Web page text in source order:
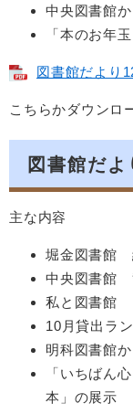
中央図書館
「本のお年
図書館だより
こちらかダウンロ
図書館だ
主な内容
堀金図書館
中央図書館
私と図書館
10月貸出ラ
明科図書館
「いちばん
本」の展示